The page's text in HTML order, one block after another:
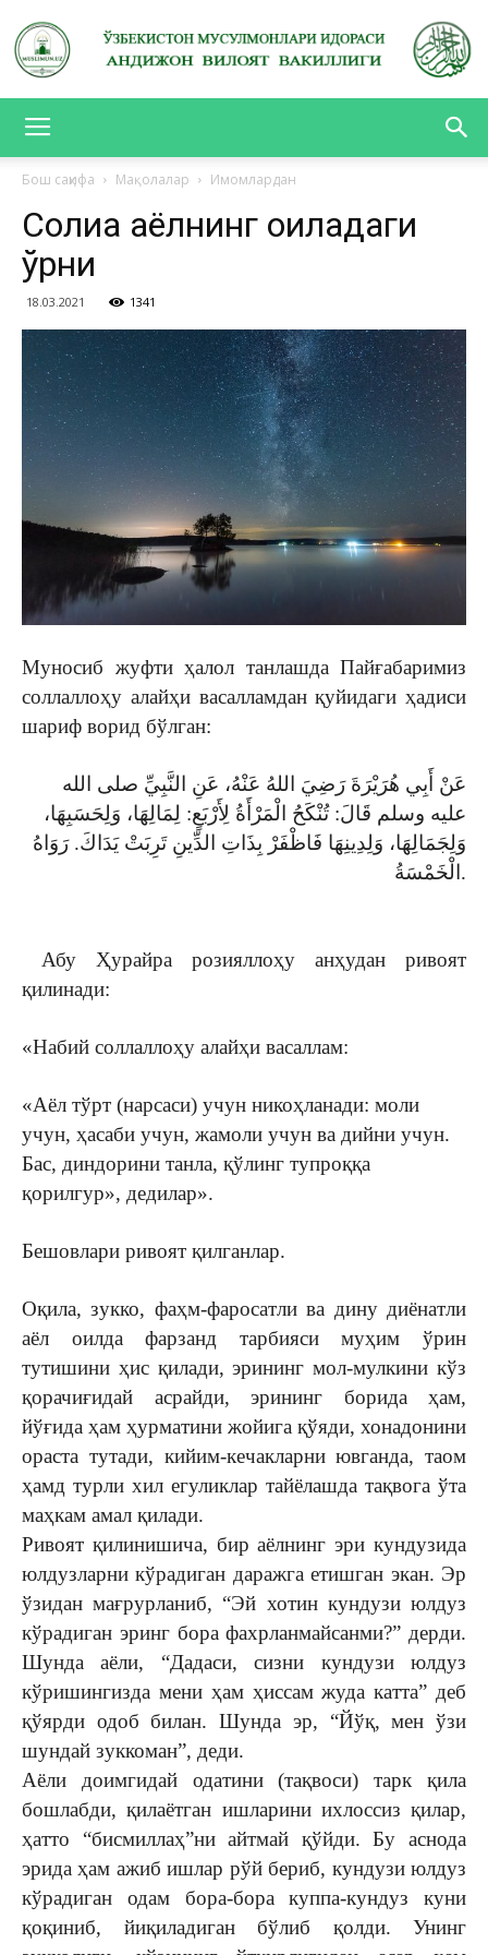
ВИЛОЯТ
ВАКИЛЛИГИ
Бош саҳифа Мақолалар Имомлардан
Солиҳа аёлнинг оиладаги
ўрни
18.03.2021 1341
Муносиб жуфти ҳалол танлашда Пайғабаримиз
соллаллоҳу алайҳи васалламдан қуйидаги ҳадиси
шариф ворид бўлган:
عَنْ أَبِي هُرَيْرَةَ رَضِيَ اللهُ عَنْهُ، عَنِ النَّبِيِّ صلى الله
عليه وسلم قَالَ: تُنْكَحُ الْمَرْأَةُ لِأَرْبَعٍ: لِمَالِهَا، وَلِحَسَبِهَا،
وَلِجَمَالِهَا، وَلِدِينِهَا فَاظْفَرْ بِذَاتِ الدِّينِ تَرِبَتْ يَدَاكَ. رَوَاهُ
الْخَمْسَةُ.
Абу Ҳурайра розияллоҳу анҳудан ривоят
қилинади:
«Набий соллаллоҳу алайҳи васаллам:
«Аёл тўрт (нарсаси) учун никоҳланади: моли
учун, ҳасаби учун, жамоли учун ва дийни учун.
Бас, диндорини танла, қўлинг тупроққа
қорилгур», дедилар».
Бешовлари ривоят қилганлар.
Оқила, зукко, фаҳм-фаросатли ва дину диёнатли
аёл оилда фарзанд тарбияси муҳим ўрин
тутишини ҳис қилади, эрининг мол-мулкини кўз
қорачиғидай асрайди, эрининг борида ҳам,
йўғида ҳам ҳурматини жойига қўяди, хонадонини
ораста тутади, кийим-кечакларни ювганда, таом
ҳамд турли хил егуликлар тайёлашда тақвога ўта
маҳкам амал қилади.
Ривоят қилинишича, бир аёлнинг эри кундузида
юлдузларни кўрадиган даражга етишган экан. Эр
ўзидан мағрурланиб, “Эй хотин кундузи юлдуз
кўрадиган эринг бора фахрланмайсанми?” дерди.
Шунда аёли, “Дадаси, сизни кундузи юлдуз
кўришингизда мени ҳам ҳиссам жуда катта” деб
қўярди одоб билан. Шунда эр, “Йўқ, мен ўзи
шундай зуккоман”, деди.
Аёли доимгидай одатини (тақвоси) тарк қила
бошлабди, қилаётган ишларини ихлоссиз қилар,
ҳатто “бисмиллаҳ”ни айтмай қўйди. Бу аснода
эрида ҳам ажиб ишлар рўй бериб, кундузи юлдуз
кўрадиган одам бора-бора куппа-кундуз куни
қоқиниб, йиқиладиган бўлиб қолди. Унинг